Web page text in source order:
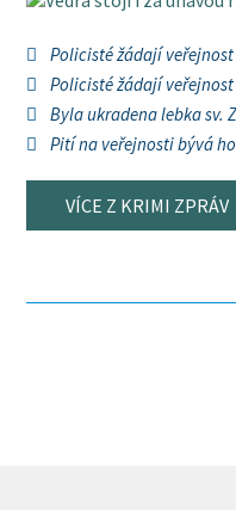
Policisté žádají
Policisté žádají
Byla ukradena lebka sv.
Pití na veřejnosti bývá
VÍCE Z KRIMI ZPRÁV